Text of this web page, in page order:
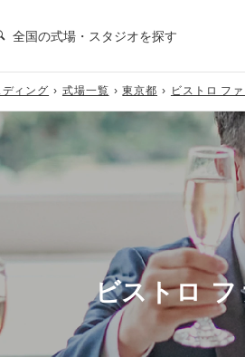
全国の式場・スタジオを探す
ィング 式場一覧 東京都 ビストロ フ
ビストロ